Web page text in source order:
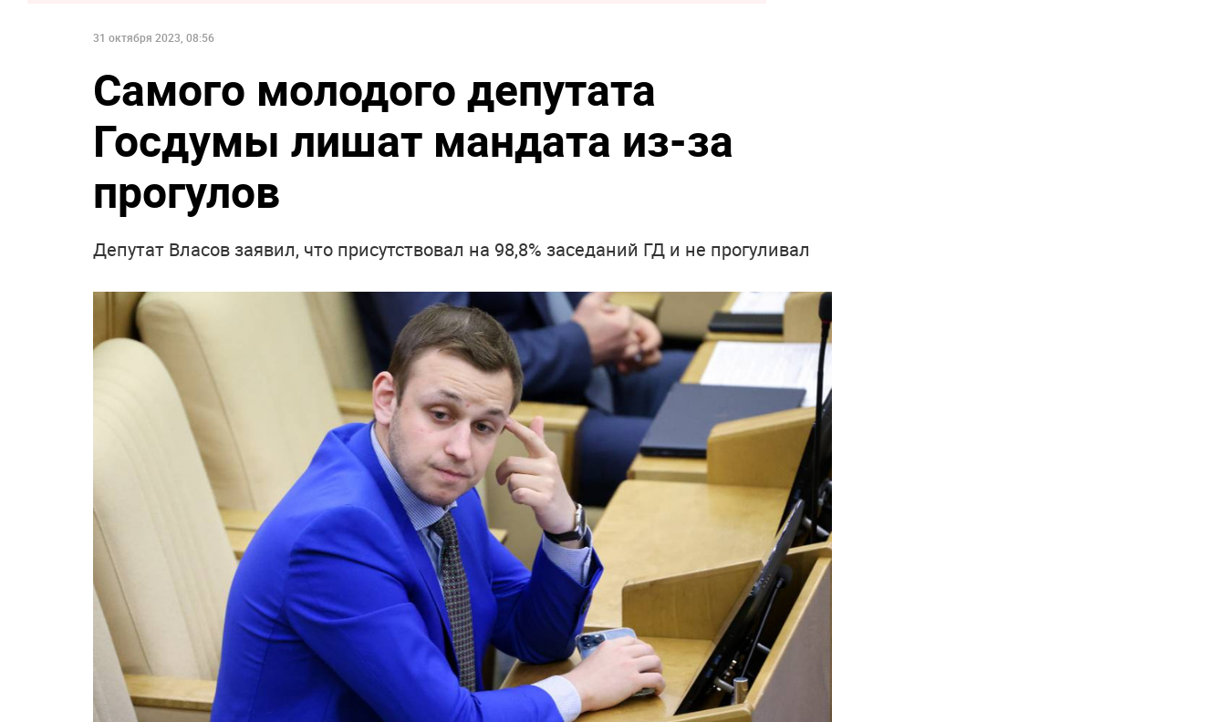
31 октября 2023, 08:56
Самого молодого депутата
Госдумы лишат мандата из-за
прогулов
Депутат Власов заявил, что присутствовал на 98,8% заседаний ГД и не прогуливал